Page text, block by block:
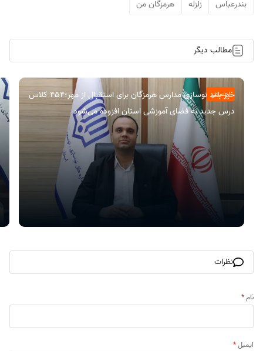
بندرعباس زلزله هرمزگان من
مطالب دیگر
اجتماعی
خیز بلند نوسازی مدارس هرمزگان برای استقبال از مهر؛۴۵۴ کلاس
درس جدید به فضای آموزشی استان افزوده می‌شود
نظرات
نام*
ایمیل*